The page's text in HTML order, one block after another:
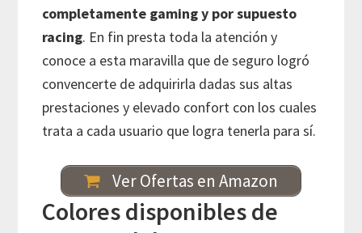
completamente gaming y por supuesto
racing. En fin presta toda la atención y
conoce a esta maravilla que de seguro logró
convencerte de adquirirla dadas sus altas
prestaciones y elevado confort con los cuales
trata a cada usuario que logra tenerla para sí.
Ver Ofertas en Amazon
Colores disponibles de